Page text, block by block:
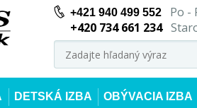
+421 940 499 552
Po -
+420 734 661 234
DETSKÁ IZBA OBÝVACIA IZBA